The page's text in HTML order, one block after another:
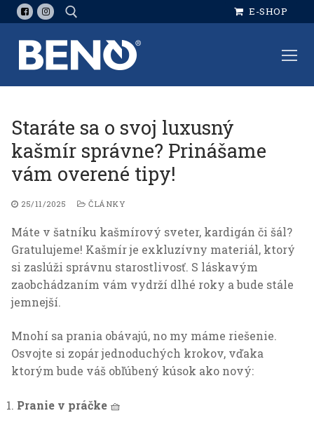
Preskočiť
na
obsah
Hľadať:
E-SHOP
Staráte sa o svoj luxusný
kašmír správne? Prinášame
vám overené tipy!
25/11/2025 ČLÁNKY
Máte v šatníku kašmírový sveter, kardigán či šál?
Gratulujeme! Kašmír je exkluzívny materiál, ktorý
si zaslúži správnu starostlivosť. S láskavým
zaobchádzaním vám vydrží dlhé roky a bude stále
jemnejší.
Mnohí sa prania obávajú, no my máme riešenie.
Osvojte si zopár jednoduchých krokov, vďaka
ktorým bude váš obľúbený kúsok ako nový:
Pranie v práčke 🧺
Nevyhnutné